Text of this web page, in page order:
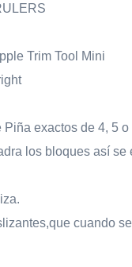
Trim Tool Mini
Piña exactos de 4, 5
los bloques así se
cuando